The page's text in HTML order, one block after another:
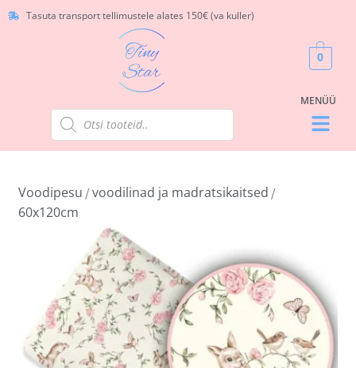
Tasuta transport tellimustele alates 150€ (va kuller)
0
Voodipesu /voodilinad ja madratsikaitsed /
60x120cm